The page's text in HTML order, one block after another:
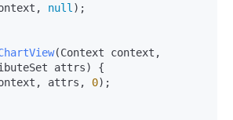
null );
attrs)
{
attrs, 0);